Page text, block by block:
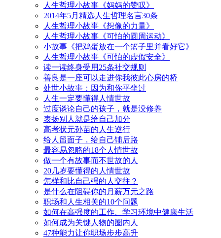
人生哲理小故事《妈妈的赞叹》
2014年5月精选人生哲理名言30条
人生哲理小故事《想像的力量》
人生哲理小故事《可怕的圆周运动》
小故事《把鸡蛋放在一个篮子里并看好它》
人生哲理小故事《可怕的虚假安全》
读一读终身受用25条社交规则
善良是一座可以走进你我彼此心房的桥
处世小故事：因为和你平坐过
人生一定要懂得人情世故
过度谈论自己的孩子，就是没修养
表扬别人就是给自己加分
高考状元孙苗的人生逆行
给人留面子，给自己铺后路
最容易忽略的18个人情世故
做一个有故事而不世故的人
20几岁要懂得的人情世故
怎样和比自己强的人交往？
是什么在阻碍你的月薪万元之路
职场和人生相关的10个问题
如何在高强度的工作、学习环境中健康生活
如何成为关键人物的圈内人
47种能力让你职场步步高升